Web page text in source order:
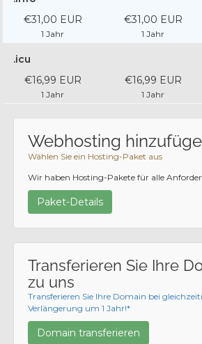
€31,00 EUR
1 Jahr
€31,00 EUR
1 Jahr
.icu
€16,99 EUR
1 Jahr
€16,99 EUR
1 Jahr
Webhosting
Wählen Sie ein Hosting-Paket aus
Wir haben Hosting-Pakete für alle
Paket-Details
Transferieren Sie Ihre
zu uns
Transferieren Sie Ihre Domain bei
Verlängerung um 1 Jahr!*
Domain transferieren